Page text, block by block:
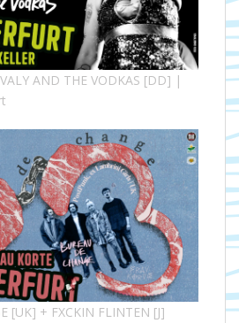
AND THE VODKAS [DD] |
[UK] + FXCKIN FLINTEN [J]